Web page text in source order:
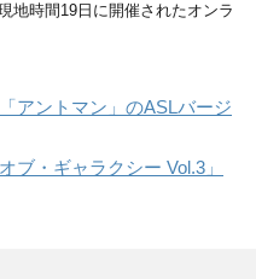
地時間19日に開催されたオンラ
アントマン」のASLバージ
ブ・ギャラクシー Vol.3」